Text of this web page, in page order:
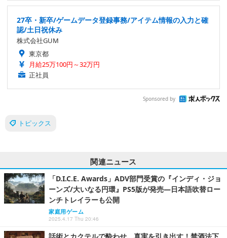
27卒・新卒/ゲームデータ登録事務/アイテム情報の入力と確
認/土日祝休み
株式会社GUM
東京都
月給25万100円～32万円
正社員
Sponsored by
トピックス
関連ニュース
「D.I.C.E. Awards」ADV部門受賞の『インディ・ジョ
ーンズ/大いなる円環』PS5版が発売―日本語吹替ロー
ンチトレイラーも公開
家庭用ゲーム
2025.4.17 Thu 20:46